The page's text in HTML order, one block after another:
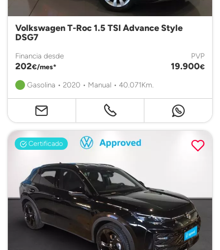
Volkswagen T-Roc 1.5 TSI Advance Style
DSG7
Financia desde
202€/mes*
PVP
19.900€
Gasolina • 2020 • Manual • 40.071Km.
Certificado